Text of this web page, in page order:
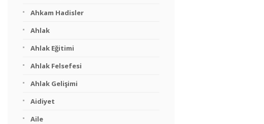
Ahkam Hadisler
Ahlak
Ahlak Eğitimi
Ahlak Felsefesi
Ahlak Gelişimi
Aidiyet
Aile